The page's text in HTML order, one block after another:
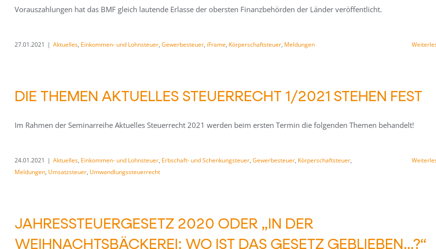
Vorauszahlungen hat das BMF gleich lautende Erlasse der obersten Finanzbehörden der Länder veröffentlicht.
27.01.2021 | Aktuelles, Einkommen- und Lohnsteuer, Gewerbesteuer, iFrame, Körperschaftsteuer, Meldungen
DIE THEMEN AKTUELLES STEUERRECHT 1/2021 STEHEN FEST
Im Rahmen der Seminarreihe Aktuelles Steuerrecht 2021 werden beim ersten Termin die folgenden Themen behandelt!
24.01.2021 | Aktuelles, Einkommen- und Lohnsteuer, Erbschaft- und Schenkungsteuer, Gewerbesteuer, Körperschaftsteuer,
Meldungen, Umsatzsteuer, Umwandlungssteuerrecht
JAHRESSTEUERGESETZ 2020 ODER „IN DER
WEIHNACHTSBÄCKEREI: WO IST DAS GESETZ GEBLIEBEN…?“